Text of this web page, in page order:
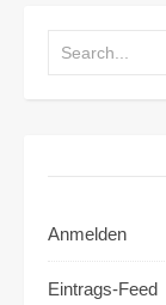
Anmelden
Eintrags-Feed